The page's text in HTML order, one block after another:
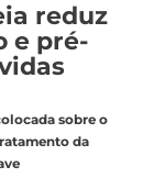
reduz
e pré-
sobre o
da